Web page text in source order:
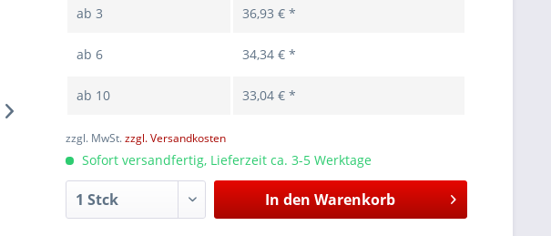
ab3 36,93 € *
ab6 34,34 € *
ab 10 33,04 € *
zzgl. MwSt.zzgl. Versandkosten
Sofort versandfertig, Lieferzeit ca. 3-5 Werktage
In den Warenkorb